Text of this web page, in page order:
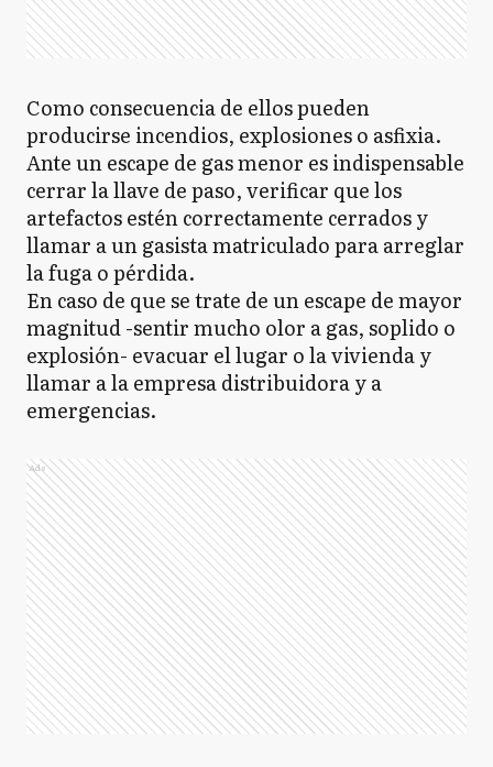
Como consecuencia de ellos pueden
producirse incendios, explosiones o asfixia.
Ante un escape de gas menor es indispensable
cerrar la llave de paso, verificar que los
artefactos estén correctamente cerrados y
llamar a un gasista matriculado para arreglar
la fuga o pérdida.
En caso de que se trate de un escape de mayor
magnitud -sentir mucho olor a gas, soplido o
explosión- evacuar el lugar o la vivienda y
llamar a la empresa distribuidora y a
emergencias.
Ads